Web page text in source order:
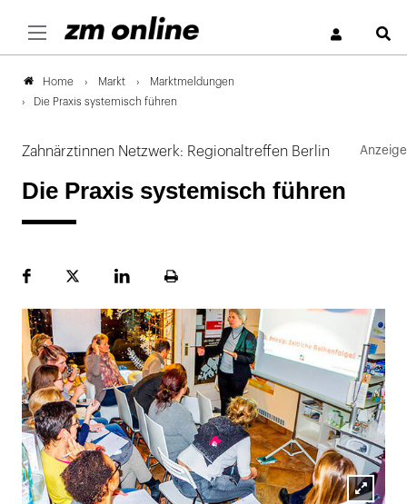
Home Markt
Marktmeldungen
Die Praxis systemisch führen
Zahnärztinnen Netzwerk: Regionaltreffen Berlin
Die Praxis systemisch führen
FacebookPlattformLinekdInSeite